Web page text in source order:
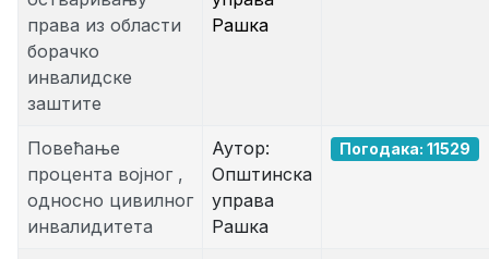
права из области
борачко
инвалидске
заштите
Рашка
Повећање
процента војног ,
односно цивилног
инвалидитета
Аутор:
Општинска
управа
Рашка
Погодака: 11529